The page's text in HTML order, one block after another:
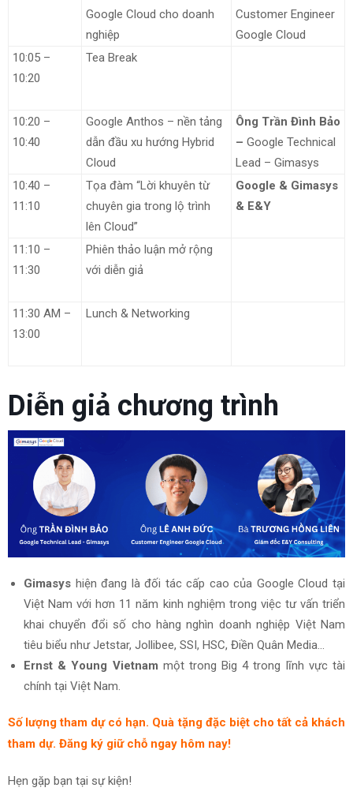
Google Cloud cho doanh
nghiệp
Customer Engineer
Google Cloud
10:05 –
10:20
Tea Break
10:20 –
10:40
Google Anthos – nền tảng
dẫn đầu xu hướng Hybrid
Cloud
Ông Trần Đình Bảo
– Google Technical
Lead – Gimasys
10:40 –
11:10
Tọa đàm “Lời khuyên từ
chuyên gia trong lộ trình
lên Cloud”
Google & Gimasys
& E&Y
11:10 –
11:30
Phiên thảo luận mở rộng
với diễn giả
11:30 AM –
13:00
Lunch & Networking
Diễn giả chương trình
Gimasys hiện đang là đối tác cấp cao của Google Cloud tại
Việt Nam với hơn 11 năm kinh nghiệm trong việc tư vấn triển
khai chuyển đổi số cho hàng nghìn doanh nghiệp Việt Nam
tiêu biểu như Jetstar, Jollibee, SSI, HSC, Điền Quân Media…
Ernst & Young Vietnam một trong Big 4 trong lĩnh vực tài
chính tại Việt Nam.
Số lượng tham dự có hạn. Quà tặng đặc biệt cho tất cả khách
tham dự. Đăng ký giữ chỗ ngay hôm nay!
Hẹn gặp bạn tại sự kiện!